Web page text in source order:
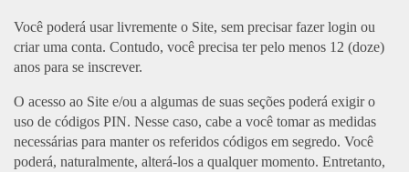
Você poderá usar livremente o Site, sem precisar fazer login ou
criar uma conta. Contudo, você precisa ter pelo menos 12 (doze)
anos para se inscrever.
O acesso ao Site e/ou a algumas de suas seções poderá exigir o
uso de códigos PIN. Nesse caso, cabe a você tomar as medidas
necessárias para manter os referidos códigos em segredo. Você
poderá, naturalmente, alterá-los a qualquer momento. Entretanto,